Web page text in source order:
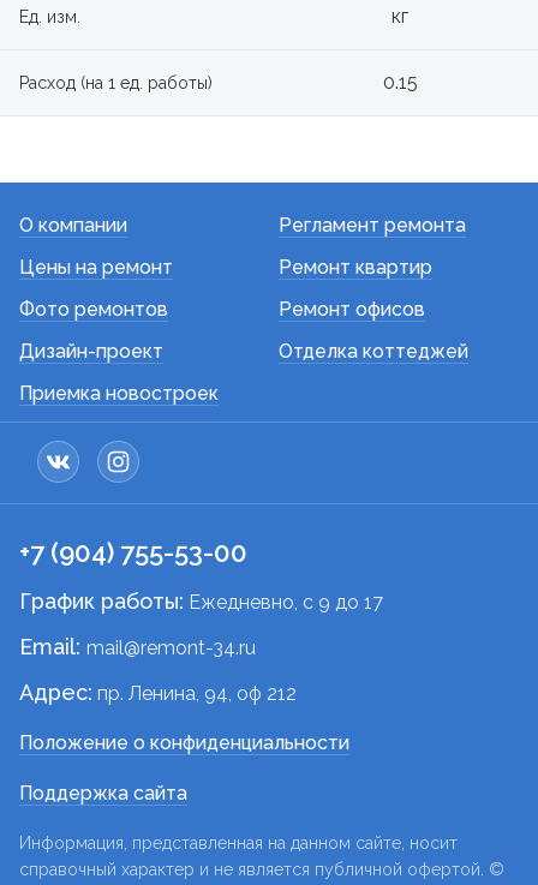
Ед. изм. кг
Расход (на 1 ед. работы) 0.15
О компании
Цены на ремонт
Фото ремонтов
Дизайн-проект
Приемка новостроек
Регламент ремонта
Ремонт квартир
Ремонт офисов
Отделка коттеджей
+7 (904) 755-53-00
График работы: Ежедневно, c 9 до 17
Email: mail@remont-34.ru
Адрес: пр. Ленина, 94, оф 212
Положение о конфиденциальности
Поддержка сайта
Информация, представленная на данном сайте, носит
справочный характер и не является публичной офертой. ©